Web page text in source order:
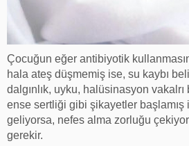
Çocuğun eğer antibiyotik
hala ateş düşmemiş ise, su kaybı
dalgınlık, uyku, halüsinasyon vakalrı
ense sertliği gibi şikayetler başlamış
geliyorsa, nefes alma zorluğu
gerekir.